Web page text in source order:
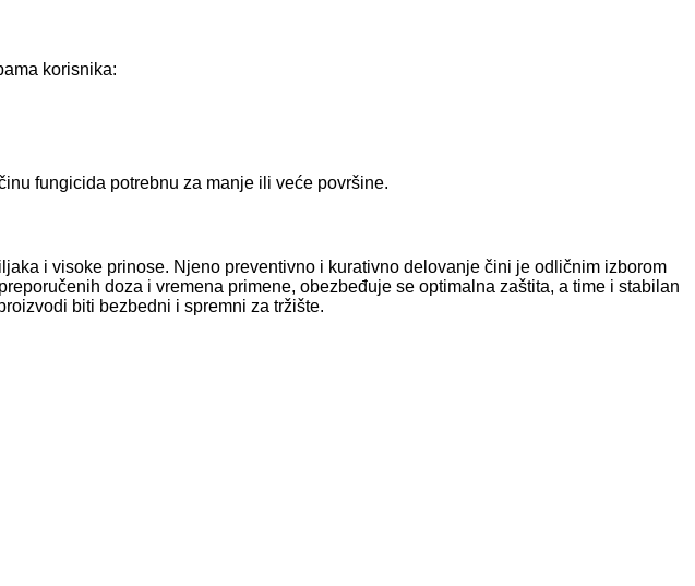
korisnika:
fungicida potrebnu za manje ili veće površine.
i visoke prinose. Njeno preventivno i kurativno delovanje čini je odličnim izborom
doza i vremena primene, obezbeđuje se optimalna zaštita, a time i stabilan
biti bezbedni i spremni za tržište.